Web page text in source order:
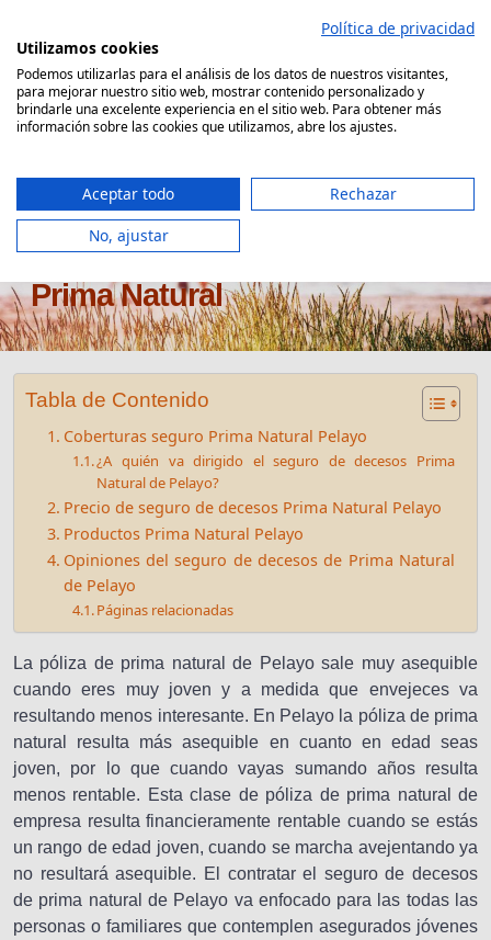
contenido
Comparador Seguro Decesos
Seguro de decesos Pelayo
Prima Natural
Tabla de Contenido
Coberturas seguro Prima Natural Pelayo
¿A quién va dirigido el seguro de decesos Prima
Natural de Pelayo?
Precio de seguro de decesos Prima Natural Pelayo
Productos Prima Natural Pelayo
Opiniones del seguro de decesos de Prima Natural
de Pelayo
Páginas relacionadas
La póliza de prima natural de Pelayo sale muy asequible
cuando eres muy joven y a medida que envejeces va
resultando menos interesante. En Pelayo la póliza de prima
natural resulta más asequible en cuanto en edad seas
joven, por lo que cuando vayas sumando años resulta
menos rentable. Esta clase de póliza de prima natural de
empresa resulta financieramente rentable cuando se estás
un rango de edad joven, cuando se marcha avejentando ya
no resultará asequible. El contratar el seguro de decesos
de prima natural de Pelayo va enfocado para las todas las
personas o familiares que contemplen asegurados jóvenes
Política de privacidad
Utilizamos cookies
Podemos utilizarlas para el análisis de los datos de nuestros visitantes,
para mejorar nuestro sitio web, mostrar contenido personalizado y
brindarle una excelente experiencia en el sitio web. Para obtener más
información sobre las cookies que utilizamos, abre los ajustes.
Aceptar todo
Rechazar
No, ajustar